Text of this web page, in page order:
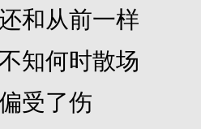
从前一样
何时散场
受了伤